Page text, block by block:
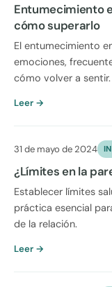
Entumecimiento
cómo superarlo
El entumecimiento
emociones,
cómo volver a sentir.
Leer →
31 de mayo de 2024
¿Límites en la
Establecer límites
práctica esencial
de la relación.
Leer →